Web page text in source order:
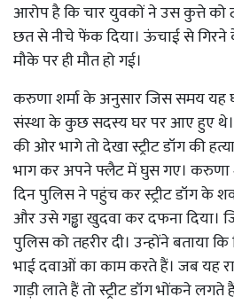
आरोप है कि चार युवकों ने उस कुत्ते को
छत से नीचे फेंक दिया। ऊंचाई से गिरने
मौके पर ही मौत हो गई।
करुणा शर्मा के अनुसार जिस समय यह
संस्था के कुछ सदस्य घर पर आए हुए
की ओर भागे तो देखा स्ट्रीट डॉग की
भाग कर अपने फ्लैट में घुस गए। करुणा
दिन पुलिस ने पहुंच कर स्ट्रीट डॉग के
और उसे गड्ढा खुदवा कर दफना दिया।
पुलिस को तहरीर दी। उन्होंने बताया
भाई दवाओं का काम करते हैं। जब यह
गाड़ी लाते हैं तो स्ट्रीट डॉग भोंकने लगते